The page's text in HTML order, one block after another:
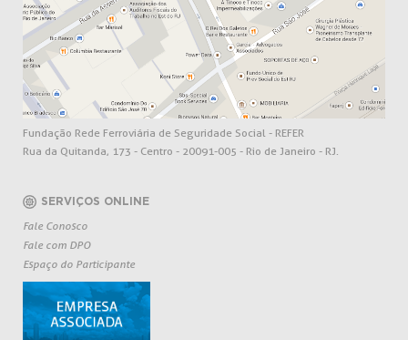
Fundação Rede Ferroviária de Seguridade Social - REFER
Rua da Quitanda, 173 - Centro - 20091-005 - Rio de Janeiro - RJ.
SERVIÇOS ONLINE
Fale Conosco
Fale com DPO
Espaço do Participante